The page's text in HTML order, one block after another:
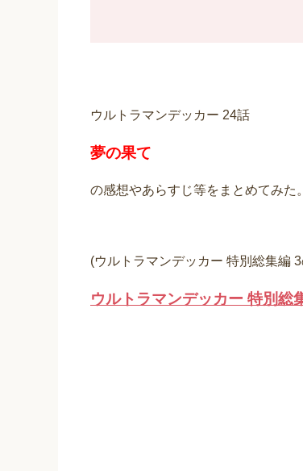
ウルトラマンデッカー 24話
夢の果て
の感想やあらすじ等をまとめてみた。
(ウルトラマンデッカー 特別総集編
ウルトラマンデッカー 特別総